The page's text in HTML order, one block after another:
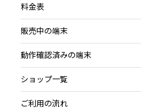
料金表
販売中の端末
動作確認済みの端末
ショップ一覧
ご利用の流れ